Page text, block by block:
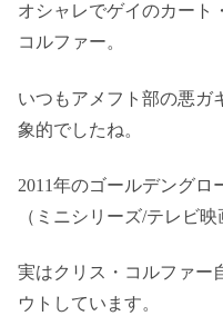
オシャレでゲイのカート
コルファー。
いつもアメフト部の悪ガ
象的でしたね。
2011年のゴールデングロ
（ミニシリーズ/テレビ
実はクリス・コルファー
ウトしています。